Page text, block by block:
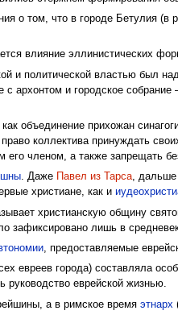
о том, что в городе Бетулия
влияние эллинистических
и политической властью был
с архонтом и городское
объединение прихожан
коллектива принуждать
членом, а также запрещать
. Даже Павел из Тарса, дальше
христиане, как и
христианскую общину
лишь в
, предоставляемые
евреев города) составляла
руководство еврейской жизнью.
а в римское времяэтнарх